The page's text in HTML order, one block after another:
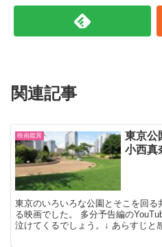
関連記事
映画鑑賞
東京公
小西真
東京のいろいろな公園とそこを回
る映画でした。 多分予告編の
泣けてくるでしょう。↓ あらすじと